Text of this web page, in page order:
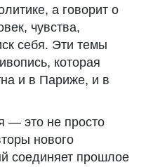
а говорит о
чувства,
себя. Эти темы
которая
и в Париже, и в
— это не просто
нового
соединяет прошлое